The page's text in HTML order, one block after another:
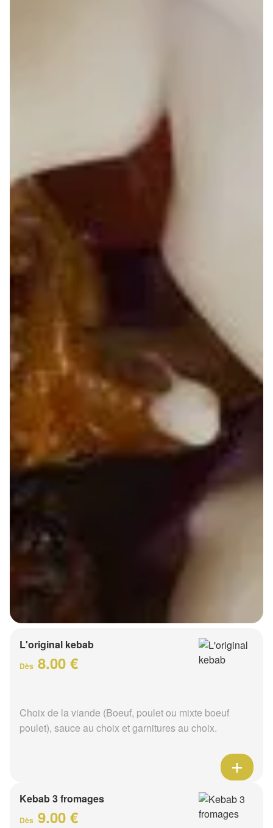
L'original kebab
Dès 8.00 €
Choix de la viande (Boeuf, poulet ou mixte boeuf
poulet), sauce au choix et garnitures au choix.
Kebab 3 fromages
Dès 9.00 €